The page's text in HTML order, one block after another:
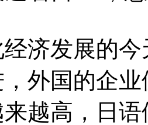
济发展的
外国的企
越高，日